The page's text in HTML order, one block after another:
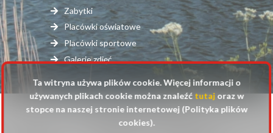
Zabytki
Placówki oświatowe
Placówki sportowe
Galerie zdjęć
© 2025 Urząd Gminy Raszyn
Ta witryna używa plików cookie. Więcej informacji o
używanych plikach cookie można znaleźć tutajoraz w
stopce na naszej stronie internetowej (Polityka plików
cookies).